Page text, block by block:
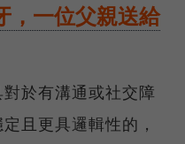
，一位父親送給
於有溝通或社交障
且更具邏輯性的，